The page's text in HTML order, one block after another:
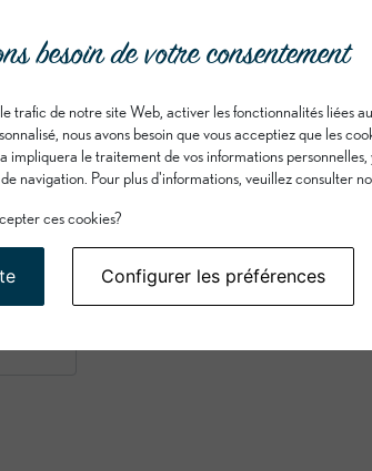
besoin de votre consentement
trafic de notre site Web, activer les fonctionnalités liées
nous avons besoin que vous acceptiez que les
impliquera le traitement de vos informations
navigation. Pour plus d'informations, veuillez consulter
ces cookies?
Configurer les préférences